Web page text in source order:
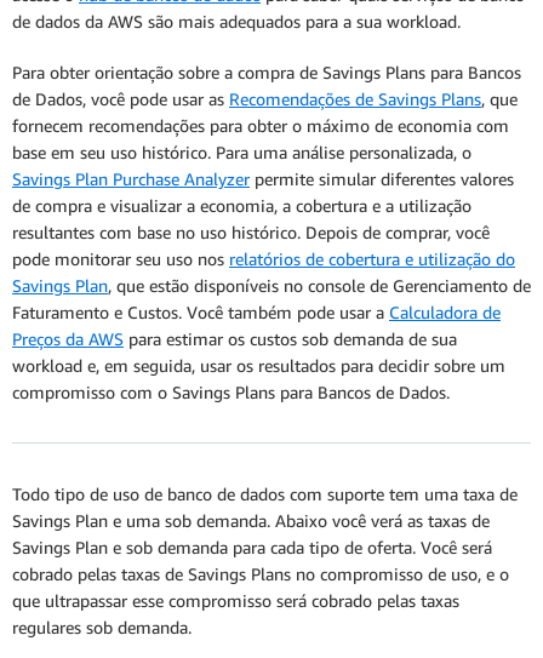
de dados da AWS são mais adequados para a sua workload.
Para obter orientação sobre a compra de Savings Plans para Bancos
de Dados, você pode usar as Recomendações de Savings Plans, que
fornecem recomendações para obter o máximo de economia com
base em seu uso histórico. Para uma análise personalizada, o
Savings Plan Purchase Analyzerpermite simular diferentes valores
de compra e visualizar a economia, a cobertura e a utilização
resultantes com base no uso histórico. Depois de comprar, você
pode monitorar seu uso nos relatórios de cobertura e utilização do
Savings Plan, que estão disponíveis no console de Gerenciamento de
Faturamento e Custos. Você também pode usar a Calculadora de
Preços da AWS para estimar os custos sob demanda de sua
workload e, em seguida, usar os resultados para decidir sobre um
compromisso com o Savings Plans para Bancos de Dados.
Todo tipo de uso de banco de dados com suporte tem uma taxa de
Savings Plan e uma sob demanda. Abaixo você verá as taxas de
Savings Plan e sob demanda para cada tipo de oferta. Você será
cobrado pelas taxas de Savings Plans no compromisso de uso, e o
que ultrapassar esse compromisso será cobrado pelas taxas
regulares sob demanda.